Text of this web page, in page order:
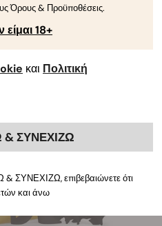
Όρους & Προϋποθέσεις.
είμαι 18+
και Πολιτική
ΣΥΝΕΧΙΖΩ
ΣΥΝΕΧΙΖΩ, επιβεβαιώνετε ότι
και άνω